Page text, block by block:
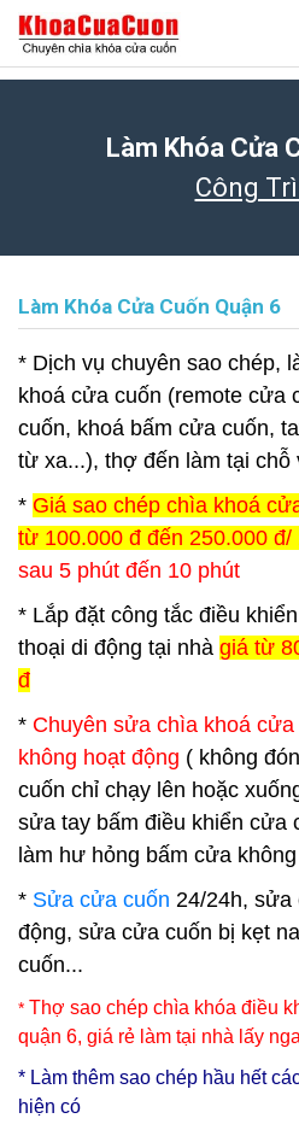
Làm Khóa Cửa
Công
Làm Khóa Cửa Cuốn Quận 6
* Dịch vụ chuyên sao chép,
khoá cửa cuốn (remote cửa
cuốn, khoá bấm cửa cuốn,
từ xa...), thợ đến làm tại chỗ
* Giá sao chép chìa khoá
từ 100.000 đ đến 250.000 đ/
sau 5 phút đến 10 phút
* Lắp đặt công tắc điều
thoại di động tại nhà giá từ
đ
* Chuyên sửa chìa khoá
không hoạt động ( không
cuốn chỉ chạy lên hoặc
sửa tay bấm điều khiển cửa
làm hư hỏng bấm cửa
* Sửa cửa cuốn 24/24h, sửa
động, sửa cửa cuốn bị kẹt
cuốn...
* Thợ sao chép chìa khóa điều
quận 6, giá rẻ làm tại nhà lấy
* Làm thêm sao chép hầu hết
hiện có